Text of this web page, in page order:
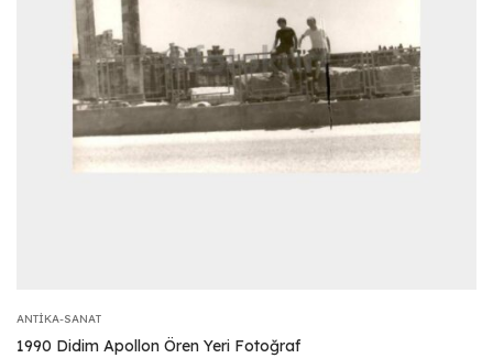
ANTIKA-SANAT
1990 Didim Apollon Ören Yeri Fotoğraf